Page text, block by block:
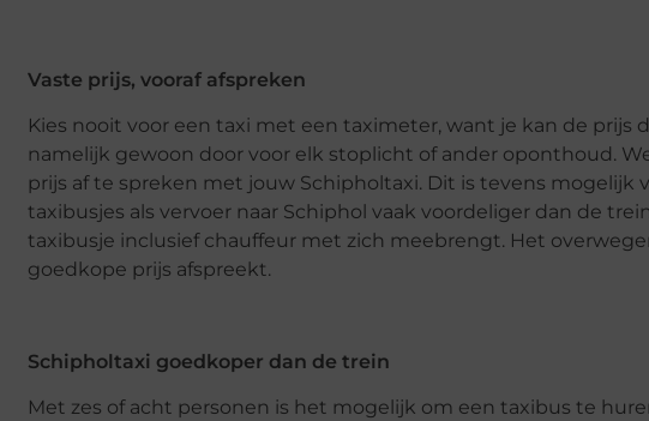
Vaste prijs, vooraf afspreken
Kies nooit voor een taxi met een taximeter, want je kan de prijs
namelijk gewoon door voor elk stoplicht of ander oponthoud.
prijs af te spreken met jouw Schipholtaxi. Dit is tevens mogelijk
taxibusjes als vervoer naar Schiphol vaak voordeliger dan de
taxibusje inclusief chauffeur met zich meebrengt. Het
goedkope prijs afspreekt.
Schipholtaxi goedkoper dan de trein
Met zes of acht personen is het mogelijk om een taxibus te